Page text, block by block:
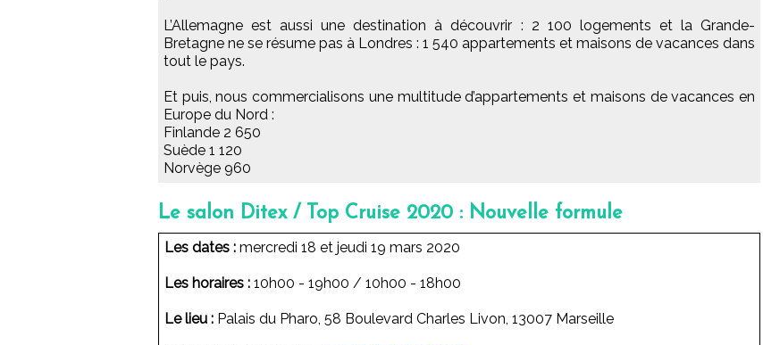
L’Allemagne est aussi une destination à découvrir : 2 100 logements et la Grande-
Bretagne ne se résume pas à Londres : 1 540 appartements et maisons de vacances dans
tout le pays.
Et puis, nous commercialisons une multitude d’appartements et maisons de vacances en
Europe du Nord :
Finlande 2 650
Suède 1 120
Norvège 960
Le salon Ditex / Top Cruise 2020 : Nouvelle formule
Les dates : mercredi 18 et jeudi 19 mars 2020
Les horaires : 10h00 - 19h00 / 10h00 - 18h00
Le lieu : Palais du Pharo, 58 Boulevard Charles Livon, 13007 Marseille